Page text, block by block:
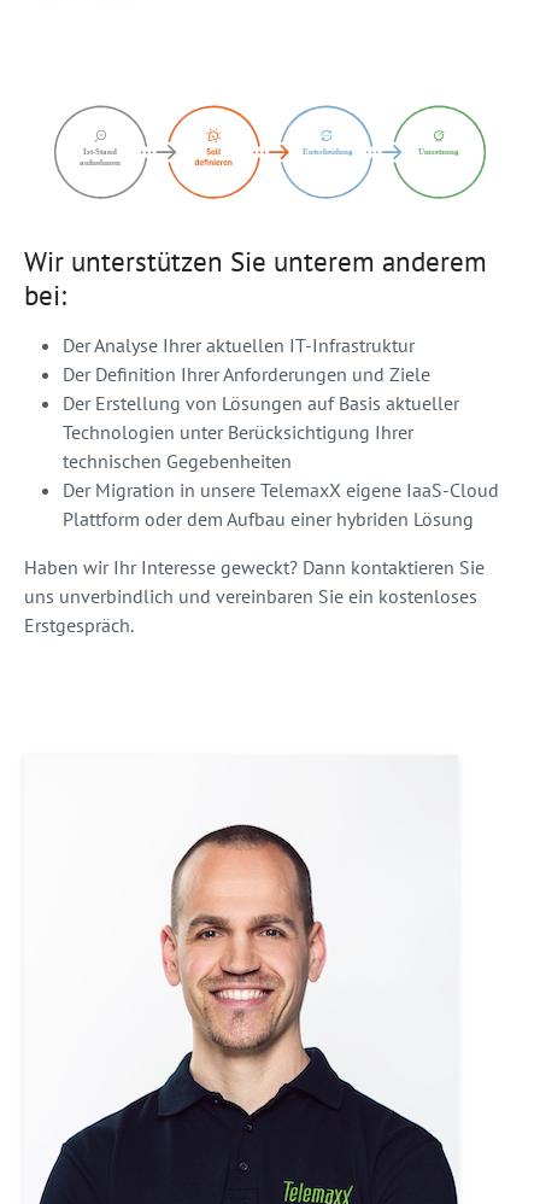
Wir unterstützen Sie unterem anderem
bei:
Der Analyse Ihrer aktuellen IT-Infrastruktur
Der Definition Ihrer Anforderungen und Ziele
Der Erstellung von Lösungen auf Basis aktueller
Technologien unter Berücksichtigung Ihrer
technischen Gegebenheiten
Der Migration in unsere TelemaxX eigene IaaS-Cloud
Plattform oder dem Aufbau einer hybriden Lösung
Haben wir Ihr Interesse geweckt? Dann kontaktieren Sie
uns unverbindlich und vereinbaren Sie ein kostenloses
Erstgespräch.